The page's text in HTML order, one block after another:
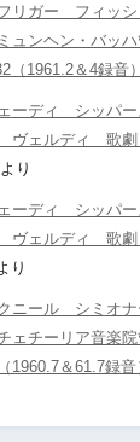
ガー フィッシ
ンヘン・バッ
1961.2＆4録音）
ディ シッパー
ヴェルディ 歌劇
より
ディ シッパー
ヴェルディ 歌劇
り
ニール シミオ
ェチーリア音楽
＆61.7録音